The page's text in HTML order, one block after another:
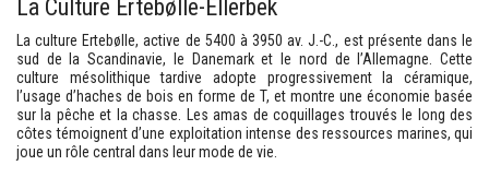
La Culture Ertebølle-Ellerbek
La culture Ertebølle, active de 5400 à 3950 av. J.-C., est présente dans le
sud de la Scandinavie, le Danemark et le nord de l’Allemagne. Cette
culture mésolithique tardive adopte progressivement la céramique,
l’usage d’haches de bois en forme de T, et montre une économie basée
sur la pêche et la chasse. Les amas de coquillages trouvés le long des
côtes témoignent d’une exploitation intense des ressources marines, qui
joue un rôle central dans leur mode de vie.